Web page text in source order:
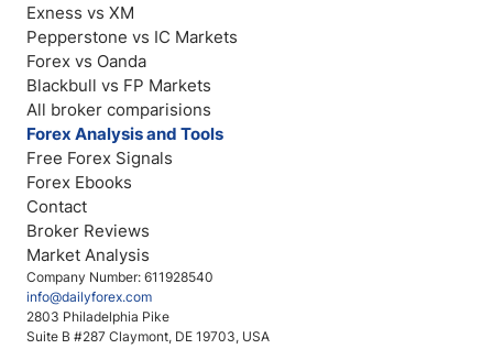
Company Number: 611928540
info@dailyforex.com
2803 Philadelphia Pike
Suite B #287 Claymont, DE 19703, USA
Exness vs XM
Pepperstone vs IC Markets
Forex vs Oanda
Blackbull vs FP Markets
All broker comparisions
Forex Analysis and Tools
Free Forex Signals
Forex Ebooks
Contact
Broker Reviews
Market Analysis